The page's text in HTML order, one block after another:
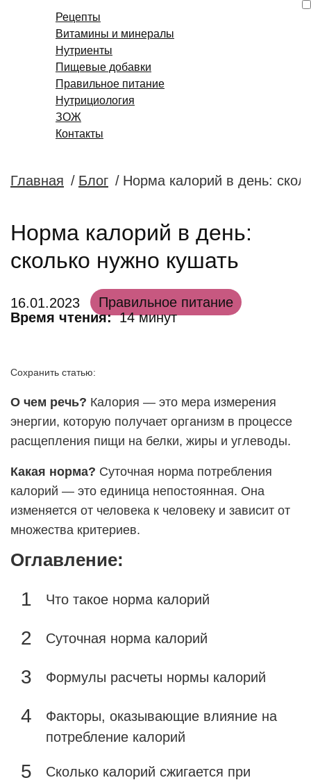
Рецепты
Витамины и минералы
Нутриенты
Пищевые добавки
Правильное питание
Нутрициология
ЗОЖ
Контакты
Главная / Блог / Норма калорий в день:
Норма калорий в день:
сколько нужно кушать
16.01.2023
Правильное питание
Время чтения: 14 минут
Сохранить статью:
О чем речь? Калория — это мера измерения
энергии, которую получает организм в процессе
расщепления пищи на белки, жиры и углеводы.
Какая норма? Суточная норма потребления
калорий — это единица непостоянная. Она
изменяется от человека к человеку и зависит от
множества критериев.
Оглавление:
Что такое норма калорий
Суточная норма калорий
Формулы расчеты нормы калорий
Факторы, оказывающие влияние на
потребление калорий
Сколько калорий сжигается при